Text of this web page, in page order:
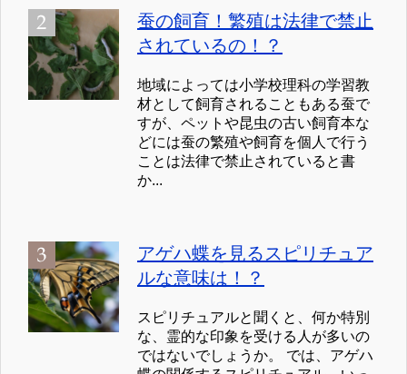
蚕の飼育！繁殖は法律で禁止
されているの！？
地域によっては小学校理科の学習教
材として飼育されることもある蚕で
すが、ペットや昆虫の古い飼育本な
どには蚕の繁殖や飼育を個人で行う
ことは法律で禁止されていると書
か...
アゲハ蝶を見るスピリチュア
ルな意味は！？
スピリチュアルと聞くと、何か特別
な、霊的な印象を受ける人が多いの
ではないでしょうか。 では、アゲハ